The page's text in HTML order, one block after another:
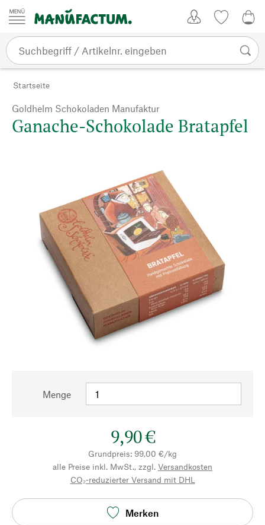
Zum Inhalt springen
Startseite
Goldhelm Schokoladen Manufaktur
Ganache-Schokolade Bratapfel
Menge
9,90 €
Grundpreis: 99,00 €/kg
alle Preise inkl. MwSt., zzgl. Versandkosten
CO₂-reduzierter Versand mit DHL
Merken